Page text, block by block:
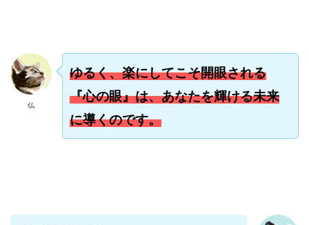
仏
ゆるく、楽にしてこそ開眼される
『心の眼』は、あなたを輝ける未来
に導くのです。